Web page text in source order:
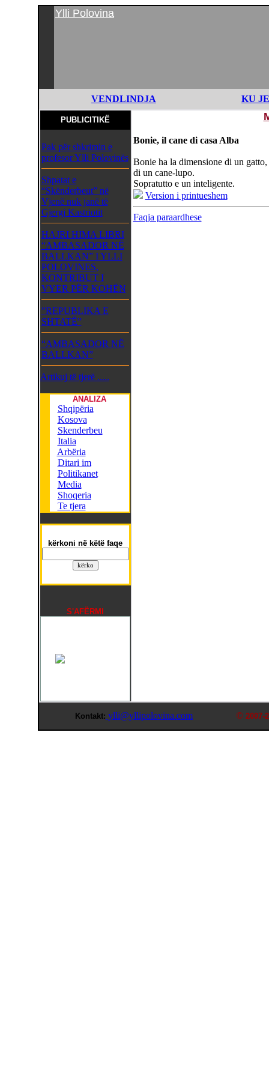
Ylli Polovina
VENDLINDJA KU
PUBLICITIKË
Pak për shkrimin e
profesor Ylli Polovinës
Shpatat e
“Skënderbeut” në
Vjenë nuk janë të
Gjergj Kastriotit
HAJRI HIMA LIBRI
“AMBASADOR NË
BALLKAN” I YLLI
POLOVINES,
KONTRIBUT I
VYER PËR KOHËN
”REPUBLIKA E
SHTATË”
“AMBASADOR NË
BALLKAN”
Artikuj të tjerë .....
ANALIZA
Shqipëria
Kosova
Skenderbeu
Italia
Arbëria
Ditari im
Politikanet
Media
Shoqeria
Te tjera
kërkoni në këtë faqe
S'AFËRMI
Bonie, il cane di casa Alba
Bonie ha la dimensione di un gatto,
di un cane-lupo.
Sopratutto e un inteligente.
Version i printueshem
Faqja paraardhese
Kontakt: ylli@yllipolovina.com © 2007-